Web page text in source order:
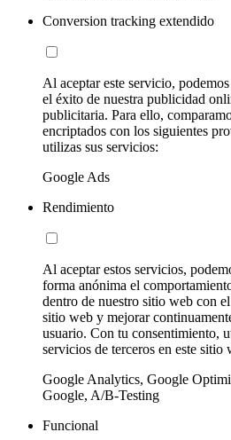
Conversion tracking extendido
Al aceptar este servicio,
el éxito de nuestra publicidad
publicitaria. Para ello,
encriptados con los siguientes
utilizas sus servicios:
Google Ads
Rendimiento
Al aceptar estos servicios,
forma anónima el
dentro de nuestro sitio web con
sitio web y mejorar
usuario. Con tu consentimiento,
servicios de terceros en este sitio
Google Analytics, Google
Google, A/B-Testing
Funcional